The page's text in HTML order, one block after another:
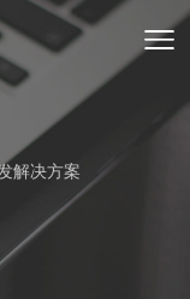
解决方案